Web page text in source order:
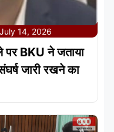
July 14, 2026
BKU ने जताया
जारी रखने का